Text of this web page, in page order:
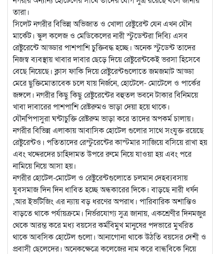
তারা।
সিলেট নগরীর বিভিন্ন অভিজাত ও খোলা রেষ্টুরেন্ট যেন এখন যৌন
মার্কেট। স্কুল কলেজ ও মেডিকেলের নারী স্টুডেন্টরা দিব্যি এসব
রেষ্টুরেন্টে আড্ডার পাশপাশি চুক্তিবদ্ধ হচ্ছে। অনেক স্টুডেন্ট তাদের
নিজস্ব ব্যবস্থায় খাবার দাবার ছেড়ে দিয়ে রেষ্টুরেন্টকেই ভরসা হিসেবে
বেছে নিয়েছে। ক্লাস ফাকি দিয়ে রেষ্টুরেন্টগুলোতে জমজমাট আড্ডা
মেরে ছুক্তিমোতাবেক চলে যায় নির্জনে, হোটেলে- মোটেলে ও পার্কের
জঙ্গলে। নগরীর কিছু কিছু রেষ্টুরেন্টের বহুতল ভবনে টাকার বিনিময়ে
খাবা দাবারের পাশপাশি রেষ্টরুমও ভাড়া দেয়া হয়ে থাকে।
যৌনপিপাসুরা ঘন্টাচুক্তি রেষ্টরুম ভাড়া করে তাদের অপকর্ম চালায়।
নগরীর বিভিন্ন এলাকায় আবাসিক হোটেল গুলোর সাথে সংযুক্ত রয়েছে
রেষ্টুরেন্টও। পতিতাদের রেস্টুরেন্টের কাস্টমার সাজিয়ে বসিয়ে রাখা হয়
এবং খদ্দেরদের চাহিদামত উপরে রুমে নিয়ে যাওয়া হয় এবং পরে
নামিয়ে নিয়ে আসা হয়।
নগরীর হোটেল-মোটেল ও রেষ্টুরেন্টগুলোতে চলমান দেহব্যবসায়
যুবসমাজ দিন দিন ধাবিত হচ্ছে অন্ধকারের দিকে। বাড়ছে নারী ধর্ষন
,আর ইভটিজিং এর ন্যায় বড় ধরণের অপরাধ। পারিবারিক অশান্তিও
বাড়তে থাকে পর্যায়ক্রমে। নির্ভরযোগ্য সুত্র জানায়, একশ্রেণীর দিনমজুর
থেকে আরম্ভ করে মধ্য বয়সের কর্মবিমুখ মানুষের পদভারে মুখরিত
থাকে আবসিক হোটেল গুলো। আনাগোনা থাকে উঠতি বয়সের দেশী ও
প্রবাসী ছেলেদের। অনেকক্ষেত্রে কলেজের নাম করে বান্ধবিকে নিয়ে